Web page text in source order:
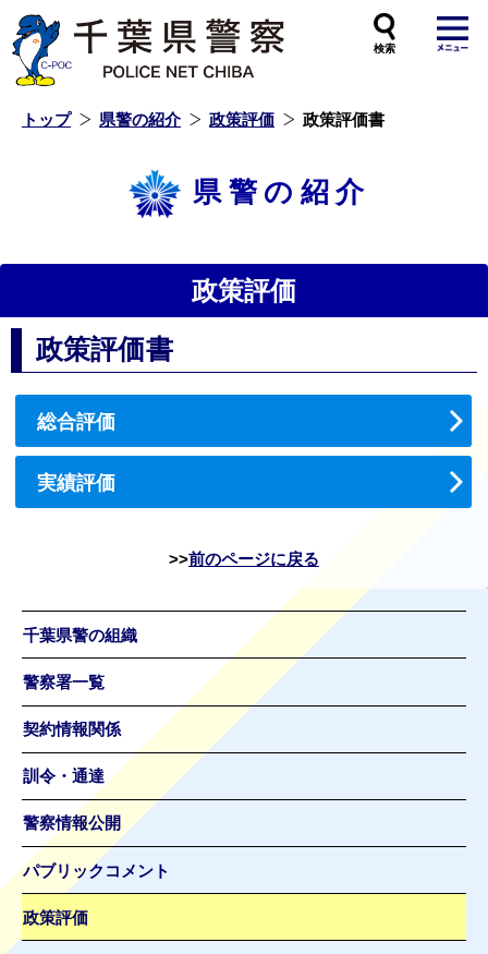
トップ 県警の紹介 政策評価 政策評価書
県警の紹介
政策評価
政策評価書
総合評価
実績評価
前のページに戻る
千葉県警の組織
警察署一覧
契約情報関係
訓令・通達
警察情報公開
パブリックコメント
政策評価